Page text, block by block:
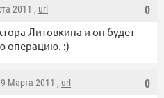
0
2011 , url
Литовкина и он будет
операцию. :)
0
Марта 2011 , url